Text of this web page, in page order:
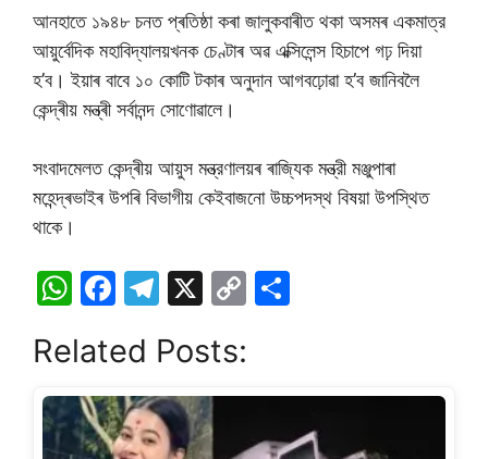
আনহাতে ১৯৪৮ চনত প্ৰতিষ্ঠা কৰা জালুকবাৰীত থকা অসমৰ একমাত্র
আয়ুৰ্বেদিক মহাবিদ্যালয়খনক চেণ্টাৰ অৱ এক্সিলেন্স হিচাপে গঢ় দিয়া
হ’ব। ইয়াৰ বাবে ১০ কোটি টকাৰ অনুদান আগবঢ়োৱা হ’ব জানিবলৈ
কেন্দ্ৰীয় মন্ত্ৰী সৰ্বানন্দ সোণোৱালে।
সংবাদমেলত কেন্দ্ৰীয় আয়ুস মন্ত্রণালয়ৰ ৰাজ্যিক মন্ত্রী মঞ্জুপাৰা
মহেন্দ্ৰভাইৰ উপৰি বিভাগীয় কেইবাজনো উচ্চপদস্থ বিষয়া উপস্থিত
থাকে।
W
at
s
A
F
c
e
b
T
e
gr
a
X
C
y e
Related Posts: